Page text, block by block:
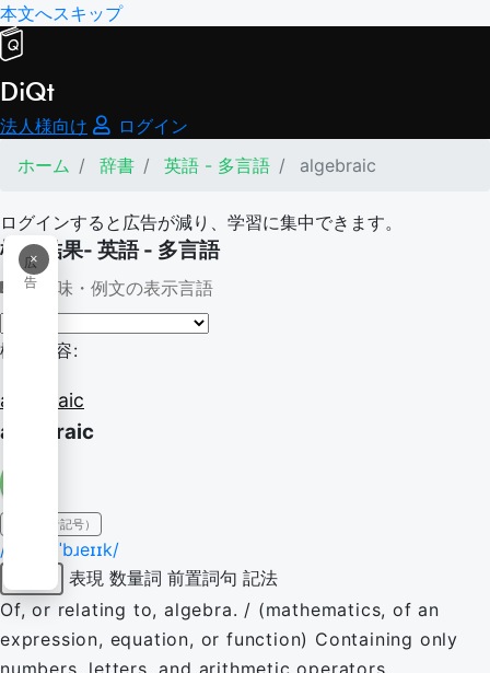
本文へスキップ
DiQt
法人様向け
ログイン
ホーム
辞書 英語 - 多言語 algebraic
ログインすると広告が減り、学習に集中できます。
×
広
告
検索結果- 英語 - 多言語
意味・例文の表示言語
検索内容:
algebraic
algebraic
IPA（発音記号）
/ˌæld͡ʒɪˈbɹeɪɪk/
表現 数量詞 前置詞句 記法
Of, or relating to, algebra. / (mathematics, of an
expression, equation, or function) Containing only
numbers, letters, and arithmetic operators.